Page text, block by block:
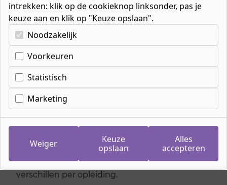
Home» Mbo-opleidingen»
Leren met je eigen laptop
Leren met je eigen
laptop
Veel van onze opdrachten, informatie en
leermiddelen zijn digitaal. Daarom heb je een
geschikt apparaat zoals een laptop nodig. Je
mag helemaal zelf bepalen welk apparaat je
gebruikt, maar deze moet wel voldoen aan een
verschillen per opleiding.
intrekken: klik op de cookieknop linksonder, pas je
keuze aan en klik op "Keuze opslaan".
Kies uw cookie-voorkeuren
Noodzakelijk
Voorkeuren
Statistisch
Marketing
Weiger
Keuze
opslaan
Alles
accepteren